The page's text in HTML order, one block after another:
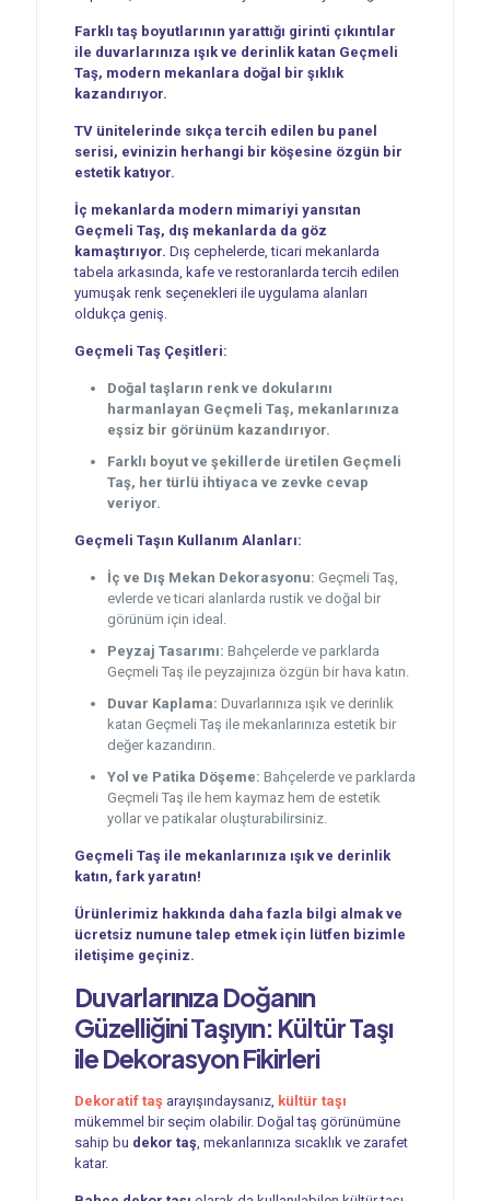
Farklı taş boyutlarının yarattığı girinti çıkıntılar
ile duvarlarınıza ışık ve derinlik katan Geçmeli
Taş, modern mekanlara doğal bir şıklık
kazandırıyor.
TV ünitelerinde sıkça tercih edilen bu panel
serisi, evinizin herhangi bir köşesine özgün bir
estetik katıyor.
İç mekanlarda modern mimariyi yansıtan
Geçmeli Taş, dış mekanlarda da göz
kamaştırıyor. Dış cephelerde, ticari mekanlarda
tabela arkasında, kafe ve restoranlarda tercih edilen
yumuşak renk seçenekleri ile uygulama alanları
oldukça geniş.
Geçmeli Taş Çeşitleri:
Doğal taşların renk ve dokularını
harmanlayan Geçmeli Taş, mekanlarınıza
eşsiz bir görünüm kazandırıyor.
Farklı boyut ve şekillerde üretilen Geçmeli
Taş, her türlü ihtiyaca ve zevke cevap
veriyor.
Geçmeli Taşın Kullanım Alanları:
İç ve Dış Mekan Dekorasyonu: Geçmeli Taş,
evlerde ve ticari alanlarda rustik ve doğal bir
görünüm için ideal.
Peyzaj Tasarımı: Bahçelerde ve parklarda
Geçmeli Taş ile peyzajınıza özgün bir hava katın.
Duvar Kaplama: Duvarlarınıza ışık ve derinlik
katan Geçmeli Taş ile mekanlarınıza estetik bir
değer kazandırın.
Yol ve Patika Döşeme: Bahçelerde ve parklarda
Geçmeli Taş ile hem kaymaz hem de estetik
yollar ve patikalar oluşturabilirsiniz.
Geçmeli Taş ile mekanlarınıza ışık ve derinlik
katın, fark yaratın!
Ürünlerimiz hakkında daha fazla bilgi almak ve
ücretsiz numune talep etmek için lütfen bizimle
iletişime geçiniz.
Duvarlarınıza Doğanın
Güzelliğini Taşıyın: Kültür Taşı
ile Dekorasyon Fikirleri
Dekoratif taş arayışındaysanız, kültür taşı
mükemmel bir seçim olabilir. Doğal taş görünümüne
sahip bu dekor taş , mekanlarınıza sıcaklık ve zarafet
katar.